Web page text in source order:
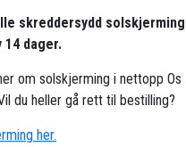
skreddersydd
14 dager.
om solskjerming i nettopp
du heller gå rett til bestilling?
her.